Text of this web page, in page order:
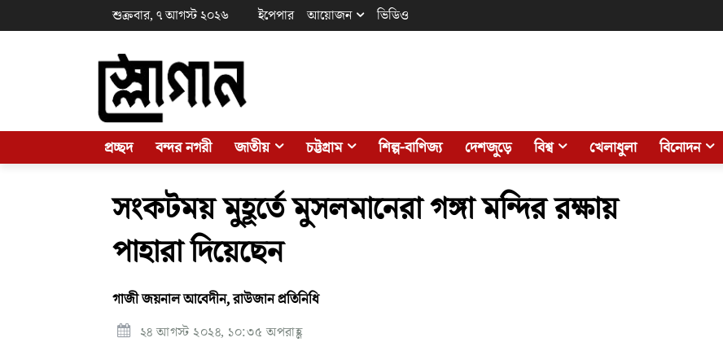
শুক্রবার, ৭ আগস্ট ২০২৬ ইপেপার আয়োজন ভিডিও
প্রচ্ছদ বন্দর নগরী জাতীয় চট্টগ্রাম শিল্প-বাণিজ্য দেশজুড়ে বিশ্ব খেলাধুলা বিনোদন
সংকটময় মুহূর্তে মুসলমানেরা গঙ্গা মন্দির রক্ষায়
পাহারা দিয়েছেন
গাজী জয়নাল আবেদীন, রাউজান প্রতিনিধি
২৪ আগস্ট ২০২৪, ১০:৩৫ অপরাহ্ণ